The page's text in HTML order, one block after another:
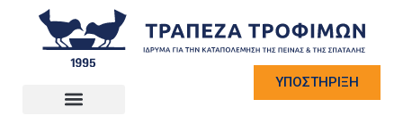
ΥΠΟΣΤΗΡΙΞΗ